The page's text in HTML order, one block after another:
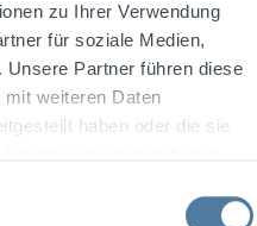
zu Ihrer Verwendung
für soziale Medien,
Unsere Partner führen diese
weiteren Daten
haben oder die sie